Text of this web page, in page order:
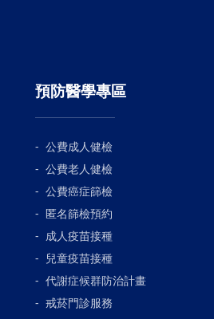
預防醫學專區
公費成人健檢
公費老人健檢
公費癌症篩檢
匿名篩檢預約
成人疫苗接種
兒童疫苗接種
代謝症候群防治計畫
戒菸門診服務